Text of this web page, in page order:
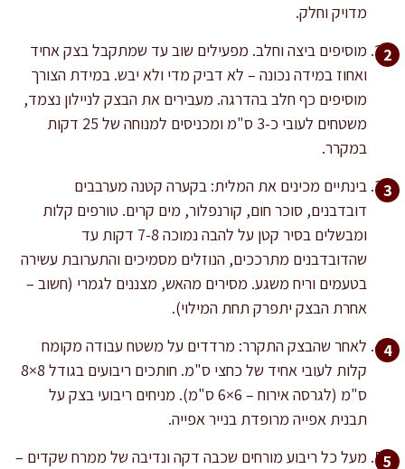
מדויק וחלק.
מוסיפים ביצה וחלב. מפעילים שוב עד שמתקבל בצק אחיד
ואחוז במידה נכונה – לא דביק מדי ולא יבש. במידת הצורך
מוסיפים כף חלב בהדרגה. מעבירים את הבצק לניילון נצמד,
משטחים לעובי כ-3 ס"מ ומכניסים למנוחה של 25 דקות
במקרר.
בינתיים מכינים את המלית: בקערה קטנה מערבבים
דובדבנים, סוכר חום, קורנפלור, מים קרים. טורפים קלות
ומבשלים בסיר קטן על להבה נמוכה 7-8 דקות עד
שהדובדבנים מתרככים, הנוזלים מסמיכים והתערובת עשירה
בטעמים וריח משגע. מסירים מהאש, מצננים לגמרי (חשוב –
אחרת הבצק יתפרק תחת המילוי).
לאחר שהבצק התקרר: מרדדים על משטח עבודה מקומח
קלות לעובי אחיד של כחצי ס"מ. חותכים ריבועים בגודל 8×8
ס"מ (לגרסה אירוח – 6×6 ס"מ). מניחים ריבועי בצק על
תבנית אפייה מרופדת בנייר אפייה.
מעל כל ריבוע מורחים שכבה דקה ונדיבה של ממרח שקדים –